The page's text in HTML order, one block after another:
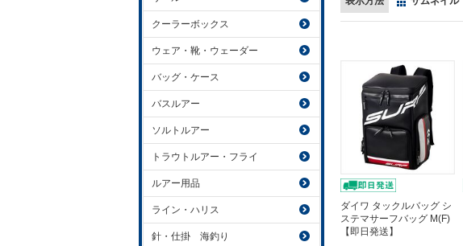
ダイワ タックルバッグ シ
ステマサーフバッグ M(F)
【即日発送】
クーラーボックス
ウェア・靴・ウェーダー
バッグ・ケース
バスルアー
ソルトルアー
トラウトルアー・フライ
ルアー用品
ライン・ハリス
針・仕掛 海釣り